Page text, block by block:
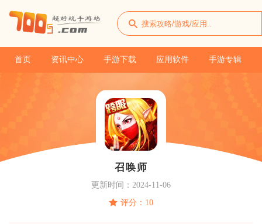
首页 资讯中心 手游下载 应用软件 手游专辑
召唤师
更新时间：2024-11-06
评分：10